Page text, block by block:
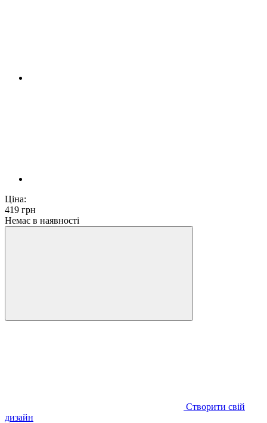
Ціна:
419 грн
Немає в наявності
Створити свій
дизайн